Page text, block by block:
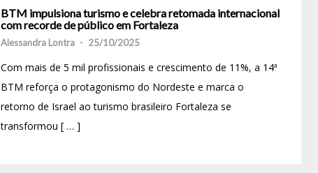
BTM impulsiona turismo e celebra retomada internacional
com recorde de público em Fortaleza
Alessandra Lontra - 25/10/2025
Com mais de 5 mil profissionais e crescimento de 11%, a 14ª
BTM reforça o protagonismo do Nordeste e marca o
retorno de Israel ao turismo brasileiro Fortaleza se
transformou [ … ]